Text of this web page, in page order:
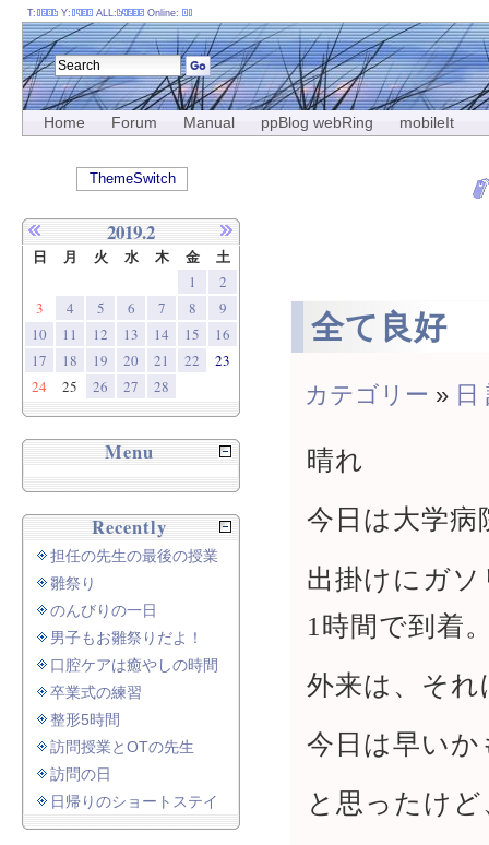
Home Forum Manual ppBlog webRing mobileIt
全て良好
カテゴリー » 日
晴れ
今日は大学病
出掛けにガ
1時間で到着
外来は、そ
今日は早いか
と思ったけ
T: Y: ALL: Online:
ThemeSwitch
2019.2
日 月 火 水 木 金 土
1
2
3
4 5 6 7 8
9
10
11 12 13 14 15
16
17
18 19 20 21 22
23
24
25 26 27 28
Menu
Recently
担任の先生の最後の授業
雛祭り
のんびりの一日
男子もお雛祭りだよ！
口腔ケアは癒やしの時間
卒業式の練習
整形5時間
訪問授業とOTの先生
訪問の日
日帰りのショートステイ